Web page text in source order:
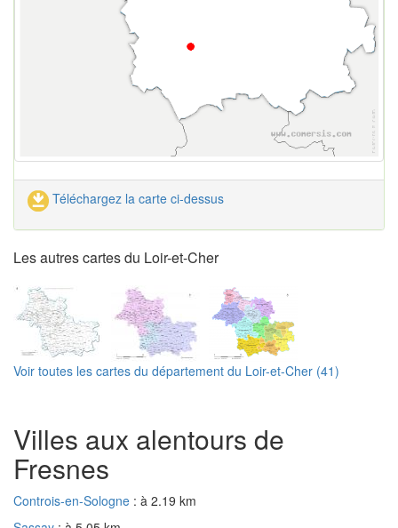
Téléchargez la carte ci-dessus
Les autres cartes du Loir-et-Cher
Voir toutes les cartes du département du Loir-et-Cher (41)
Villes aux alentours de
Fresnes
Controis-en-Sologne : à 2.19 km